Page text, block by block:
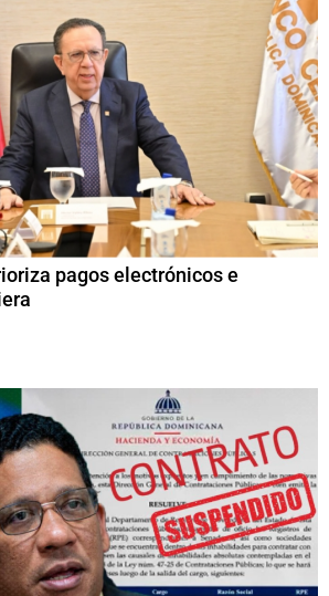
pagos electrónicos e